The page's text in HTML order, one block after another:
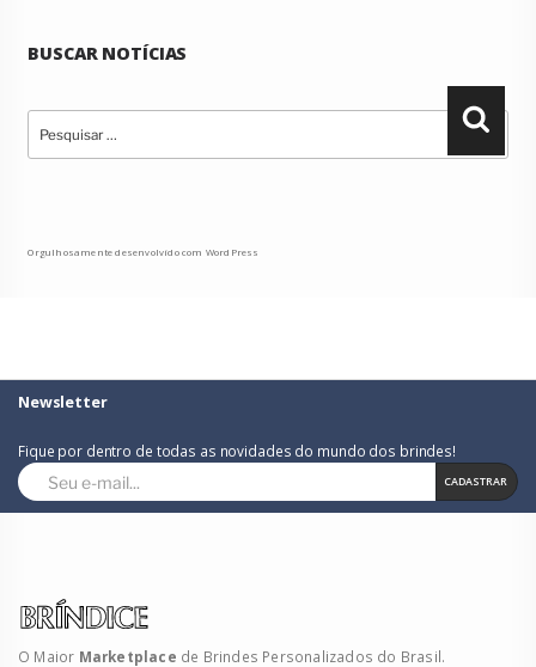
BUSCAR NOTÍCIAS
por:
Orgulhosamente desenvolvido com WordPress
Newsletter
Fique por dentro de todas as novidades do mundo dos brindes!
CADASTRAR
O Maior Marketplace de Brindes Personalizados do Brasil.